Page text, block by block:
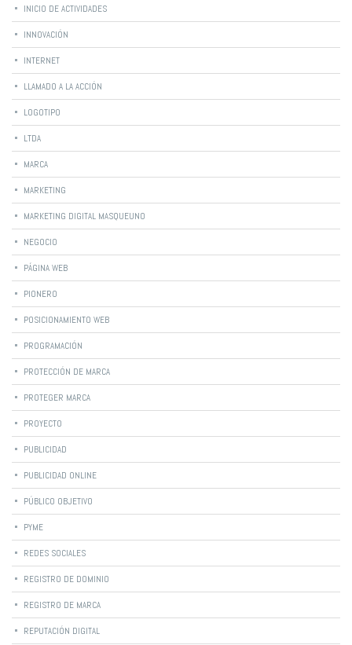
INICIO DE ACTIVIDADES
INNOVACIÓN
INTERNET
LLAMADO A LA ACCIÓN
LOGOTIPO
LTDA
MARCA
MARKETING
MARKETING DIGITAL MASQUEUNO
NEGOCIO
PÁGINA WEB
PIONERO
POSICIONAMIENTO WEB
PROGRAMACIÓN
PROTECCIÓN DE MARCA
PROTEGER MARCA
PROYECTO
PUBLICIDAD
PUBLICIDAD ONLINE
PÚBLICO OBJETIVO
PYME
REDES SOCIALES
REGISTRO DE DOMINIO
REGISTRO DE MARCA
REPUTACIÓN DIGITAL